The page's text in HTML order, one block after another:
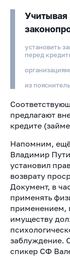
Учитывая
установить
перед
из
предлагают
кредите
Напомним,
Владимир
установил
возврату
Документ, в
применять
применением,
имуществу
заблуждение.
спикер СФ